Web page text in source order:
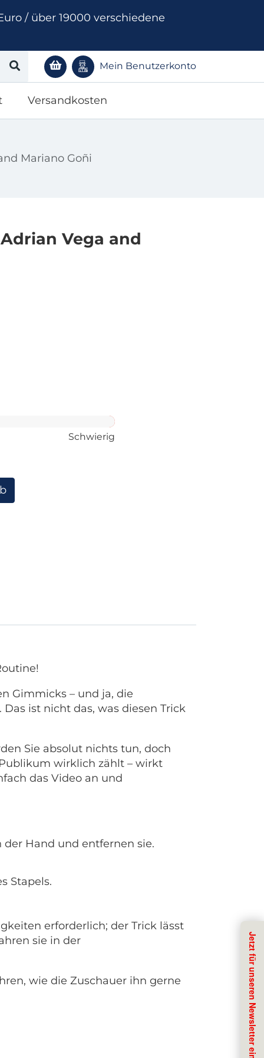
/ über 19000 verschiedene
Mein Benutzerkonto
Versandkosten
Mariano Goñi
Vega and
Schwierig
Gimmicks – und ja, die
ist nicht das, was diesen Trick
Sie absolut nichts tun, doch
wirklich zählt – wirkt
das Video an und
Hand und entfernen sie.
Stapels.
erforderlich; der Trick lässt
sie in der
wie die Zuschauer ihn gerne